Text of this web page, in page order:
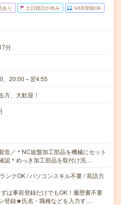
あり 土日祝日が休み WEB登録OK
分
、20:00～翌4:55
方、大歓迎！
造／＊NC旋盤加工部品を機械にセット
認＊めっき加工部品を取付け洗…
ンクOK / パソコンスキル不要 / 英語力
は事前登録だけでもOK！履歴書不要
登録★氏名・職種などを入力す…